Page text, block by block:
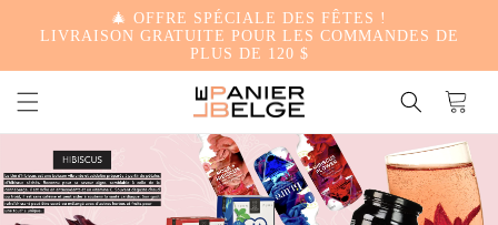
🎄 OFFRE SPÉCIALE DES FÊTES !
LIVRAISON GRATUITE POUR LES COMMANDES DE
PLUS DE 120 $
Panier